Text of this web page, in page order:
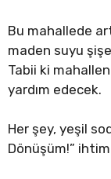
Bu mahallede
maden suyu
Tabii ki
yardım edecek.
Her şey, yeşil
Dönüşüm!”